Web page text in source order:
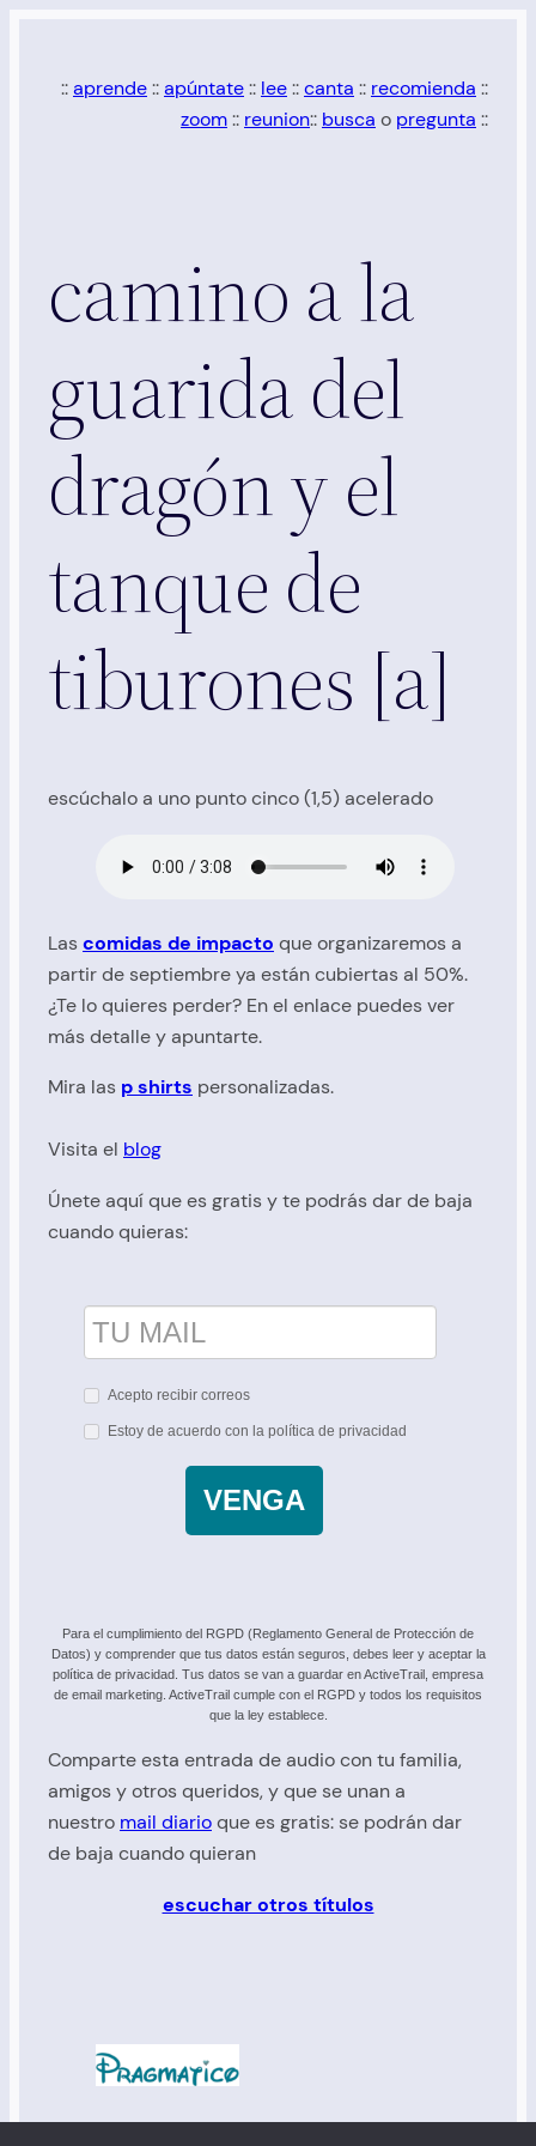
contenido
::aprende::apúntate:: lee::canta :: recomienda ::
zoom:: reunion:: busca o pregunta ::
camino a la
guarida del
dragón y el
tanque de
tiburones [a]
escúchalo a uno punto cinco (1,5) acelerado
Lascomidas de impacto que organizaremos a
partir de septiembre ya están cubiertas al 50%.
¿Te lo quieres perder? En el enlace puedes ver
más detalle y apuntarte.
Mira las p shirts personalizadas.
Visita el blog
Únete aquí que es gratis y te podrás dar de baja
cuando quieras:
Acepto recibir correos
Estoy de acuerdo con la política de privacidad
VENGA
Para el cumplimiento del RGPD (Reglamento General de Protección de
Datos) y comprender que tus datos están seguros, debes leer y aceptar la
política de privacidad. Tus datos se van a guardar en ActiveTrail, empresa
de email marketing. ActiveTrail cumple con el RGPD y todos los requisitos
que la ley establece.
Comparte esta entrada de audio con tu familia,
amigos y otros queridos, y que se unan a
nuestro mail diarioque es gratis: se podrán dar
de baja cuando quieran
escuchar otros títulos